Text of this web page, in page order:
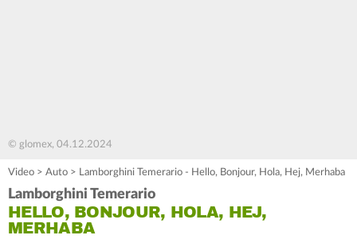
© glomex, 04.12.2024
Video > Auto > Lamborghini Temerario - Hello, Bonjour, Hola, Hej, Merhaba
Lamborghini Temerario
HELLO, BONJOUR, HOLA, HEJ,
MERHABA